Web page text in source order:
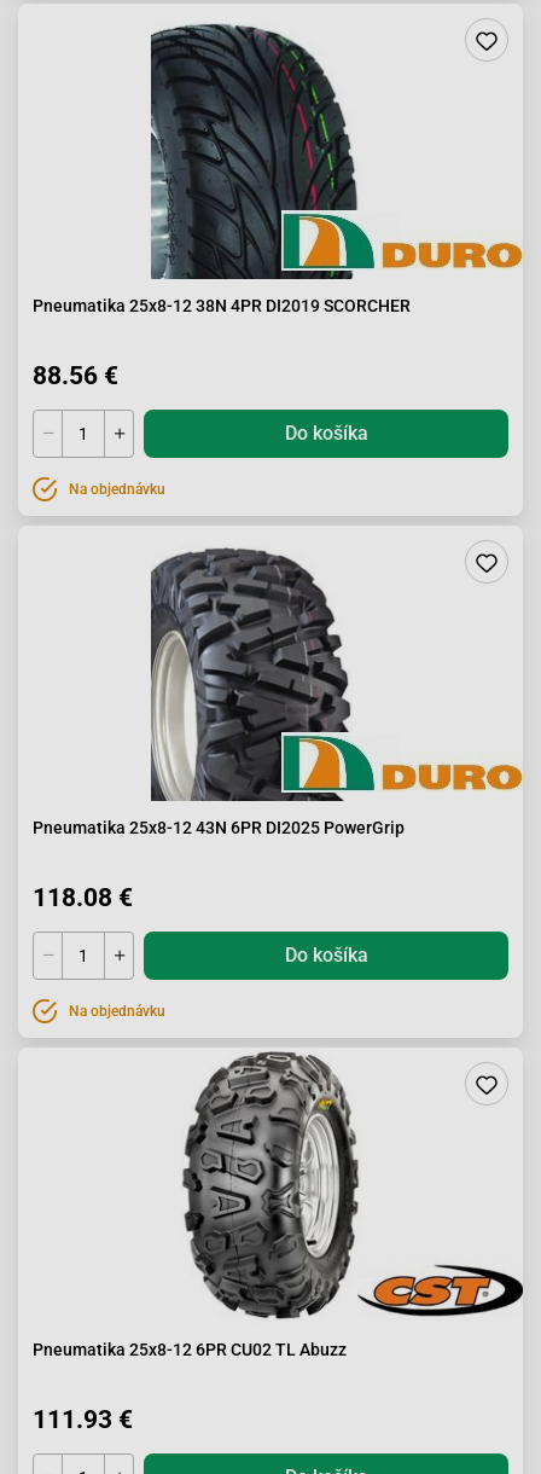
Pneumatika 25x8-12 38N 4PR DI2019 SCORCHER
88.56 €
Do košíka
Na objednávku
Pneumatika 25x8-12 43N 6PR DI2025 PowerGrip
118.08 €
Do košíka
Na objednávku
Pneumatika 25x8-12 6PR CU02 TL Abuzz
111.93 €